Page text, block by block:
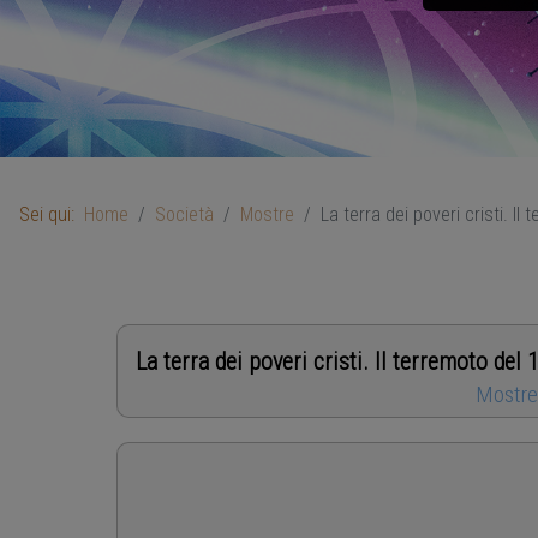
Sei qui: Home Società Mostre La terra dei poveri cristi. Il
La terra dei poveri cristi. Il terremoto del
Mostre